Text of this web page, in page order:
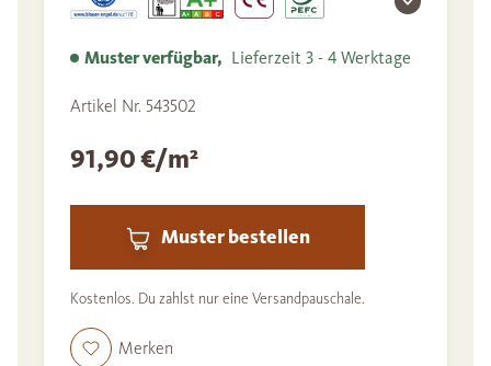
Muster verfügbar, Lieferzeit 3 - 4 Werktage
Artikel Nr. 543502
91,90 €/m²
Muster bestellen
Kostenlos. Du zahlst nur eine Versandpauschale.
Merken